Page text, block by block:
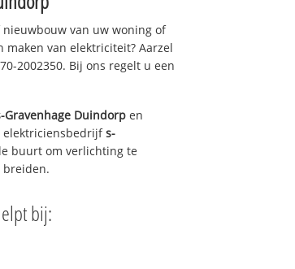
van uw woning of
van elektriciteit? Aarzel
2002350. Bij ons regelt u een
Gravenhage Duindorp en
elektriciensbedrijfs-
buurt om verlichting te
breiden.
bij: